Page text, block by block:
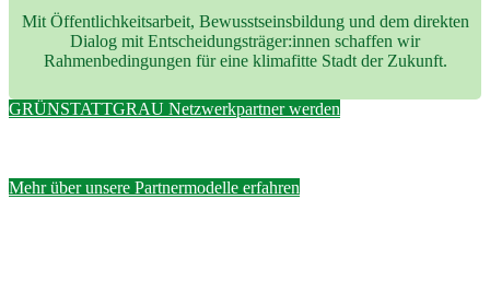
Mit Öffentlichkeitsarbeit, Bewusstseinsbildung und dem direkten
Dialog mit Entscheidungsträger:innen schaffen wir
Rahmenbedingungen für eine klimafitte Stadt der Zukunft.
GRÜNSTATTGRAU Netzwerkpartner werden
Mehr über unsere Partnermodelle erfahren